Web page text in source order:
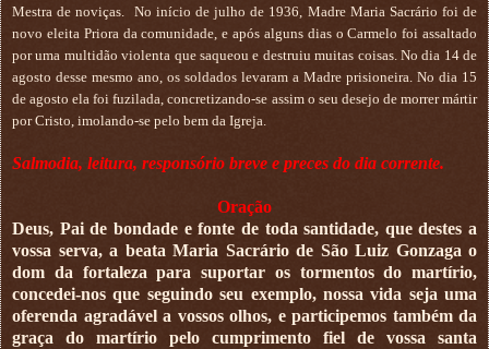
Mestra de noviças. No início de julho de 1936, Madre Maria Sacrário foi de
novo eleita Priora da comunidade, e após alguns dias o Carmelo foi assaltado
por uma multidão violenta que saqueou e destruiu muitas coisas. No dia 14 de
agosto desse mesmo ano, os soldados levaram a Madre prisioneira. No dia 15
de agosto ela foi fuzilada, concretizando-se assim o seu desejo de morrer mártir
por Cristo, imolando-se pelo bem da Igreja.
Salmodia, leitura, responsório breve e preces do dia corrente.
Oração
Deus, Pai de bondade e fonte de toda santidade, que destes a
vossa serva, a beata Maria Sacrário de São Luiz Gonzaga o
dom da fortaleza para suportar os tormentos do martírio,
concedei-nos que seguindo seu exemplo, nossa vida seja uma
oferenda agradável a vossos olhos, e participemos também da
graça do martírio pelo cumprimento fiel de vossa santa